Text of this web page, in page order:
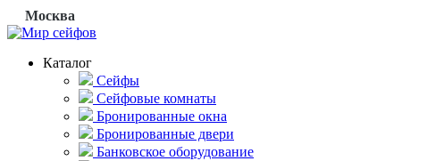
Москва
Каталог
Сейфы
Сейфовые комнаты
Бронированные окна
Бронированные двери
Банковское оборудование